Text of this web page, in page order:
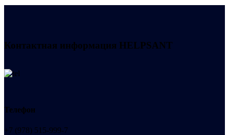
Контактная информация HELPSANT
Телефон
+7 (978) 515-999-7